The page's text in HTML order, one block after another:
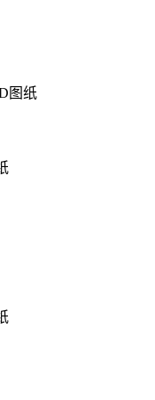
图纸